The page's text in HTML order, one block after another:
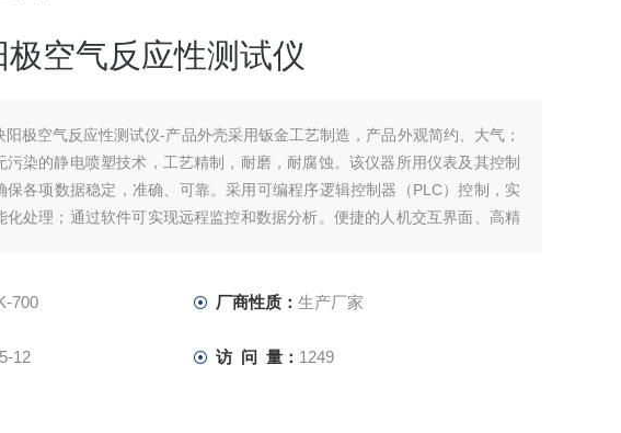
空气反应性测试仪
阳极空气反应性测试仪-产品外壳采用钣金工艺制造，产品外观简约、大气；
污染的静电喷塑技术，工艺精制，耐磨，耐腐蚀。该仪器所用仪表及其控制
保各项数据稳定，准确、可靠。采用可编程序逻辑控制器（PLC）控制，实
化处理；通过软件可实现远程监控和数据分析。便捷的人机交互界面、高精
700 厂商性质： 生产厂家
12 访 问 量： 1249